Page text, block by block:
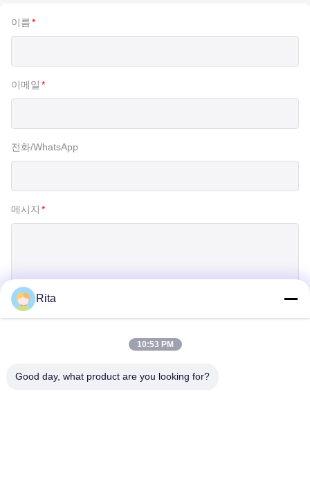
이름*
이메일 *
전화/WhatsApp
메시지 *
Rita
10:53 PM
Good day, what product are you looking for?